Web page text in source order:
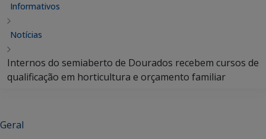
Informativos
Notícias
Internos do semiaberto de Dourados recebem cursos de
qualificação em horticultura e orçamento familiar
Geral